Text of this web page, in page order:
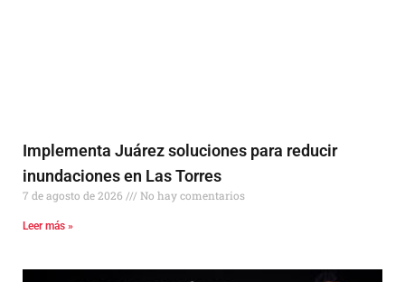
Implementa Juárez soluciones para reducir
inundaciones en Las Torres
7 de agosto de 2026 No hay comentarios
Leer más »